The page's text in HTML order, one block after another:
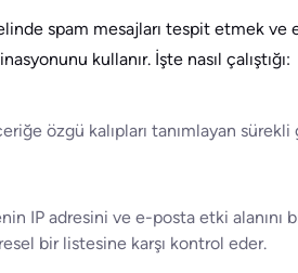
spam mesajları tespit etmek
kullanır. İşte nasıl çalıştığı:
özgü kalıpları tanımlayan
IP adresini ve e-posta etki alanını
bir listesine karşı kontrol eder.